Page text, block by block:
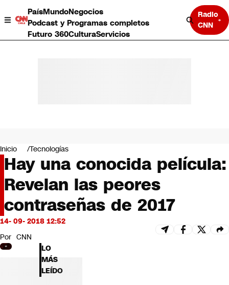
PaísMundoNegocios
Podcast y Programas completos
Futuro 360CulturaServicios
Radio
CNN
Negocios
Deportes
Programas completos
Cultura
Servicios
Bits
CNN tiempo
Futuro 360
Opinión
Inicio Tecnologías
Hay una conocida película:
Revelan las peores
contraseñas de 2017
14- 09- 2018 12:52
Por CNN
LO
MÁS
LEÍDO